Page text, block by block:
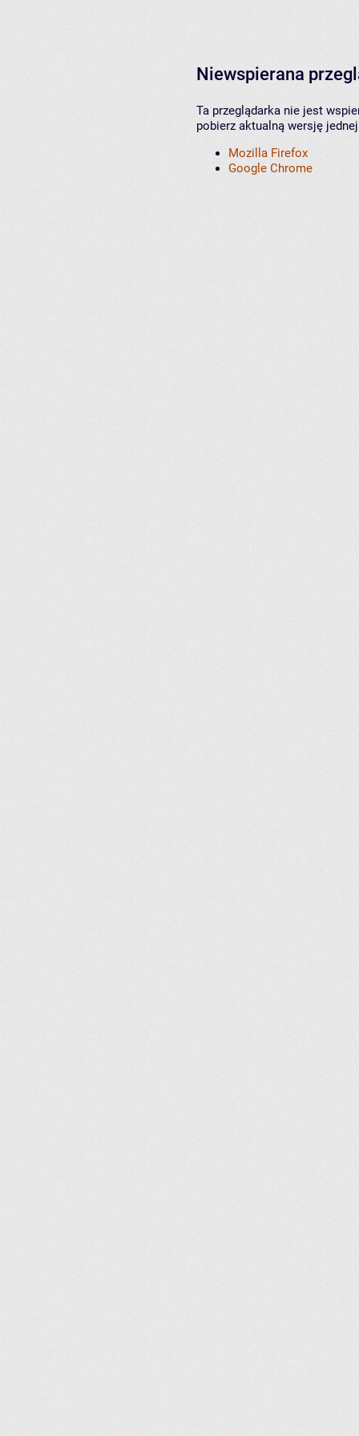
Niewspierana
Ta przeglądarka nie jest
pobierz aktualną wersję
Mozilla Firefox
Google Chrome